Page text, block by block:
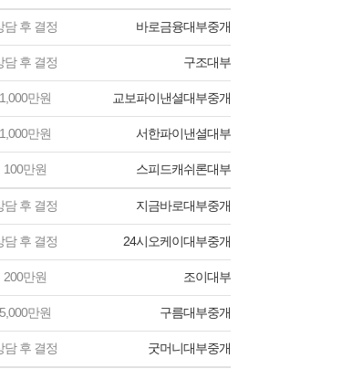
담 후 결정 바로금융대부중개
담 후 결정 구조대부
1,000만원 교보파이낸셜대부중개
1,000만원 서한파이낸셜대부
100만원 스피드캐쉬론대부
담 후 결정 지금바로대부중개
담 후 결정 24시오케이대부중개
200만원 조이대부
5,000만원 구름대부중개
담 후 결정 굿머니대부중개